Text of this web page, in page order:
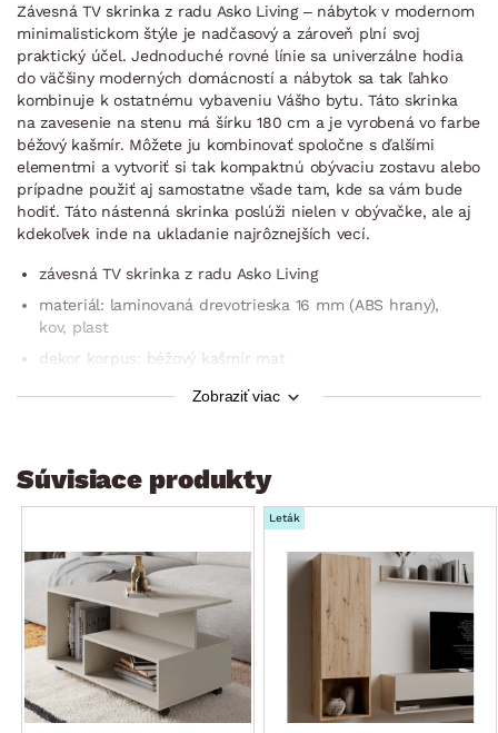
Závesná TV skrinka z radu Asko Living – nábytok v modernom
minimalistickom štýle je nadčasový a zároveň plní svoj
praktický účel. Jednoduché rovné línie sa univerzálne hodia
do väčšiny moderných domácností a nábytok sa tak ľahko
kombinuje k ostatnému vybaveniu Vášho bytu. Táto skrinka
na zavesenie na stenu má šírku 180 cm a je vyrobená vo farbe
béžový kašmír. Môžete ju kombinovať spoločne s ďalšími
elementmi a vytvoriť si tak kompaktnú obývaciu zostavu alebo
prípadne použiť aj samostatne všade tam, kde sa vám bude
hodiť. Táto nástenná skrinka poslúži nielen v obývačke, ale aj
kdekoľvek inde na ukladanie najrôznejších vecí.
závesná TV skrinka z radu Asko Living
materiál: laminovaná drevotrieska 16 mm (ABS hrany),
kov, plast
dekor korpus: béžový kašmír mat
dekor prednej plochy: béžový kašmír mat
moderný minimalistický štýl
šírka: 180 cm
1× pravé výklopné dvere (otvorený úložný priestor)
2× otvorená priehradka
na zavesenie pod televíziu, prípadne kamkoľvek inam na
ukladanie vecí
odporúčaná nosnosť hornej plochy do 15 kg
český výrobok
Zobraziť viac
Súvisiace produkty
Leták